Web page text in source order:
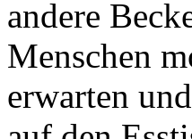
andere
Menschen
erwarten